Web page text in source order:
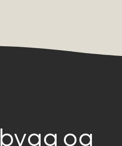
bygg og